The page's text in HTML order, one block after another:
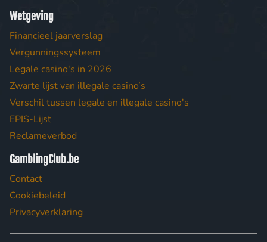
Wetgeving
Financieel jaarverslag
Vergunningssysteem
Legale casino's in 2026
Zwarte lijst van illegale casino’s
Verschil tussen legale en illegale casino's
EPIS-Lijst
Reclameverbod
GamblingClub.be
Contact
Cookiebeleid
Privacyverklaring